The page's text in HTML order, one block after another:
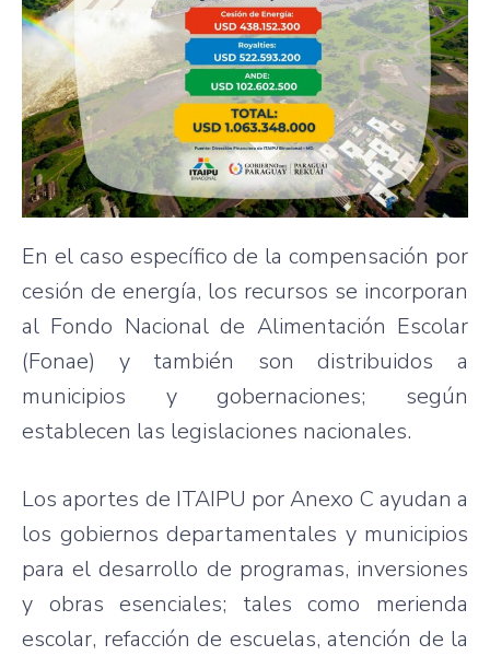
En el caso específico de la compensación por
cesión de energía, los recursos se incorporan
al Fondo Nacional de Alimentación Escolar
(Fonae) y también son distribuidos a
municipios y gobernaciones; según
establecen las legislaciones nacionales.
Los aportes de ITAIPU por Anexo C ayudan a
los gobiernos departamentales y municipios
para el desarrollo de programas, inversiones
y obras esenciales; tales como merienda
escolar, refacción de escuelas, atención de la